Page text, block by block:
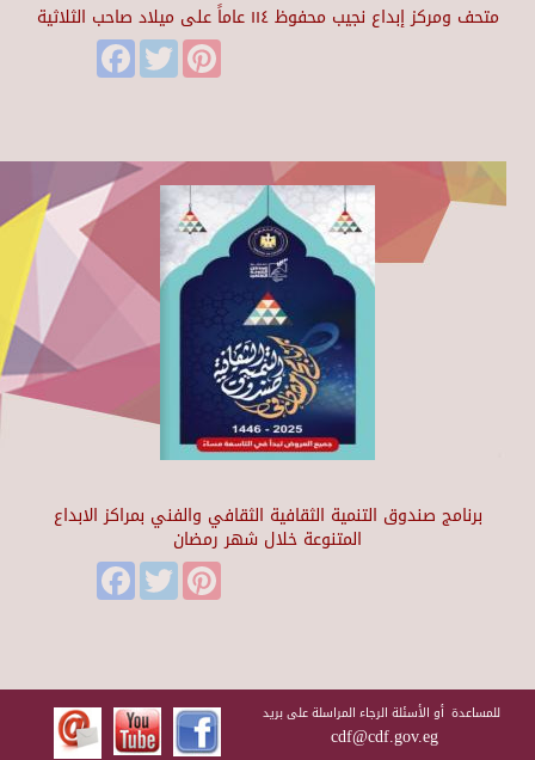
متحف ومركز إبداع نجيب محفوظ ١١٤ عاماً على ميلاد صاحب الثلاثية
FacebookTwitter
برنامج صندوق التنمية الثقافية الثقافي والفني بمراكز الابداع
المتنوعة خلال شهر رمضان
FacebookTwitter
للمساعدة أو الأسئلة الرجاء المراسلة على بريد
cdf@cdf.gov.eg